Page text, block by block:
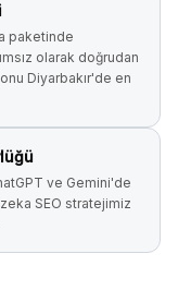
paketinde
olarak doğrudan
Diyarbakır'de en
ve Gemini'de
SEO stratejimiz